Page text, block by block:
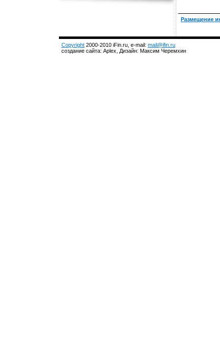
Размещение
Copyright 2000-2010 iFin.ru, e-mail: mail@ifin.ru
создание сайта: Aplex, Дизайн: Максим Черемхин